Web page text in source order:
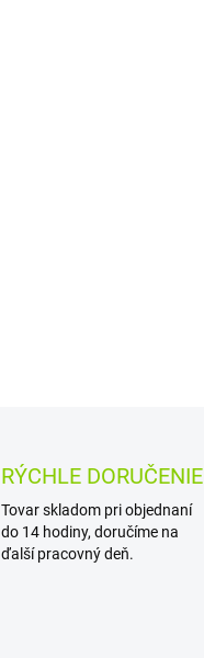
RÝCHLE DORUČENIE
Tovar skladom pri objednaní
do 14 hodiny, doručíme na
ďalší pracovný deň.